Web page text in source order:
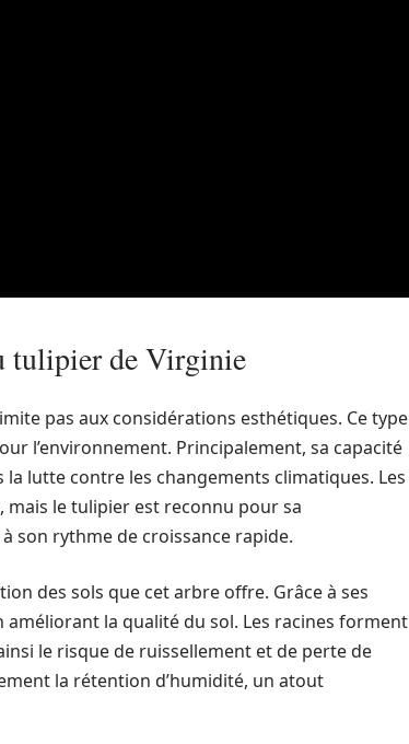
tulipier de Virginie
pas aux considérations esthétiques. Ce type
l’environnement. Principalement, sa capacité
lutte contre les changements climatiques. Les
le tulipier est reconnu pour sa
son rythme de croissance rapide.
des sols que cet arbre offre. Grâce à ses
la qualité du sol. Les racines forment
le risque de ruissellement et de perte de
la rétention d’humidité, un atout